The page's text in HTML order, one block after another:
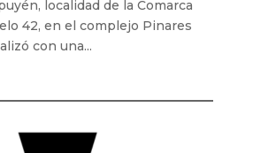
localidad de la Comarca
42, en el complejo Pinares
con una...